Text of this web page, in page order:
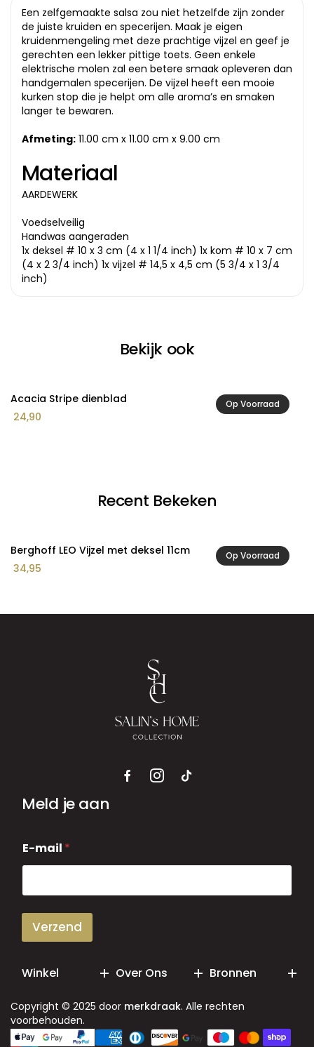
Een zelfgemaakte salsa zou niet hetzelfde zijn zonder
de juiste kruiden en specerijen. Maak je eigen
kruidenmengeling met deze prachtige vijzel en geef je
gerechten een lekker pittige toets. Geen enkele
elektrische molen zal een betere smaak opleveren dan
handgemalen specerijen. De vijzel heeft een mooie
kurken stop die je helpt om alle aroma’s en smaken
langer te bewaren.
Afmeting: 11.00 cm x 11.00 cm x 9.00 cm
Materiaal
AARDEWERK
Voedselveilig
Handwas aangeraden
1x deksel # 10 x 3 cm (4 x 1 1/4 inch) 1x kom # 10 x 7 cm
(4 x 2 3/4 inch) 1x vijzel # 14,5 x 4,5 cm (5 3/4 x 1 3/4
inch)
Bekijk ook
Op Voorraad
Acacia Stripe dienblad
24,90
Recent Bekeken
Op Voorraad
Berghoff LEO Vijzel met deksel 11cm
34,95
Meld je aan
-
m
i
E-mail *
Verzend
Winkel Over Ons Bronnen
Copyright © 2025 door merkdraak. Alle rechten
voorbehouden.